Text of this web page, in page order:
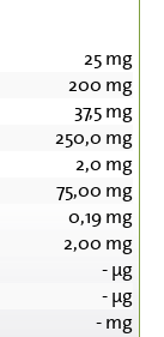
25mg
200 mg
37,5mg
250,0 mg
2,0 mg
75,00 mg
0,19mg
2,00 mg
-µg
-µg
-mg